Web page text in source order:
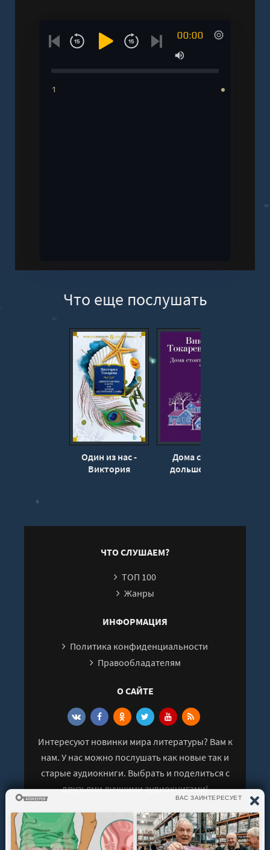
00:00
1
Что еще послушать
Один из нас -
Виктория
Дома стоят
дольше, чем
ЧТО СЛУШАЕМ?
ТОП 100
Жанры
ИНФОРМАЦИЯ
Политика конфиденциальности
Правообладателям
О САЙТЕ
Интересуют новинки мира литературы? Вам к
нам. У нас можно послушать как новые так и
старые аудиокниги. Выбрать и поделиться с
друзьями лучшими аудиокнигами!
© 2021 - 2026 kniga-audio.net. Все права